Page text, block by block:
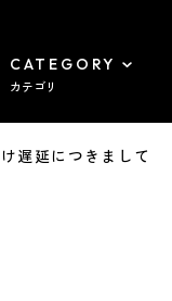
CATEGORY
カテゴリ
遅延につきまして